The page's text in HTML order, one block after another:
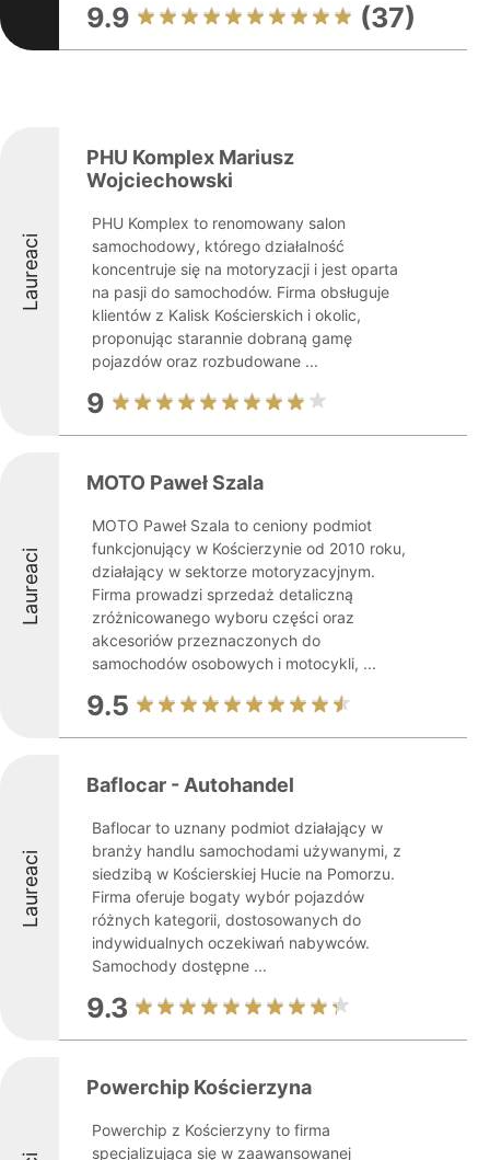
9.9 (37)
Laureaci
PHU Komplex Mariusz
Wojciechowski
PHU Komplex to renomowany salon
samochodowy, którego działalność
koncentruje się na motoryzacji i jest oparta
na pasji do samochodów. Firma obsługuje
klientów z Kalisk Kościerskich i okolic,
proponując starannie dobraną gamę
pojazdów oraz rozbudowane ...
9
Laureaci
MOTO Paweł Szala
MOTO Paweł Szala to ceniony podmiot
funkcjonujący w Kościerzynie od 2010 roku,
działający w sektorze motoryzacyjnym.
Firma prowadzi sprzedaż detaliczną
zróżnicowanego wyboru części oraz
akcesoriów przeznaczonych do
samochodów osobowych i motocykli, ...
9.5
Laureaci
Baflocar - Autohandel
Baflocar to uznany podmiot działający w
branży handlu samochodami używanymi, z
siedzibą w Kościerskiej Hucie na Pomorzu.
Firma oferuje bogaty wybór pojazdów
różnych kategorii, dostosowanych do
indywidualnych oczekiwań nabywców.
Samochody dostępne ...
9.3
Powerchip Kościerzyna
Powerchip z Kościerzyny to firma
specjalizująca się w zaawansowanej